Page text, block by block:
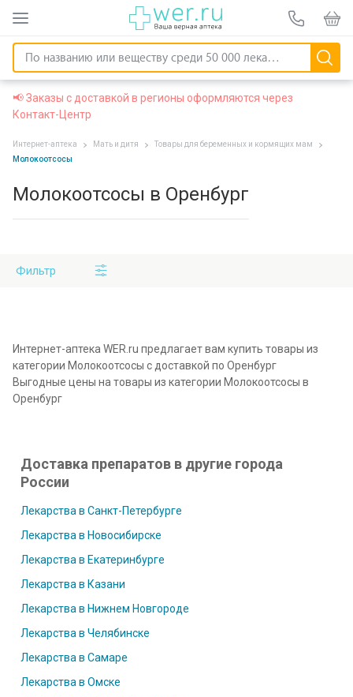
📢 Заказы с доставкой в регионы оформляются через
Контакт-Центр
Интернет-аптека Мать и дитя
Товары для беременных и кормящих мам
Молокоотсосы
Молокоотсосы в Оренбург
Фильтр
Интернет-аптека WER.ru предлагает вам купить товары из
категории Молокоотсосы с доставкой по Оренбург
Выгодные цены на товары из категории Молокоотсосы в
Оренбург
Доставка препаратов в другие города
России
Лекарства в Санкт-Петербурге
Лекарства в Новосибирске
Лекарства в Екатеринбурге
Лекарства в Казани
Лекарства в Нижнем Новгороде
Лекарства в Челябинске
Лекарства в Самаре
Лекарства в Омске